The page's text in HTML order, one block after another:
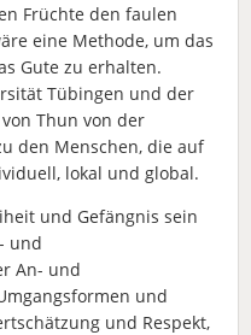
Früchte den faulen
eine Methode, um das
Gute zu erhalten.
Tübingen und der
Thun von der
den Menschen, die auf
lokal und global.
und Gefängnis sein
und
An- und
und
und Respekt,